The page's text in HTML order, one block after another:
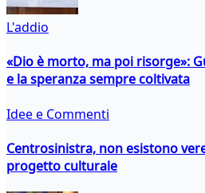
L'addio
«Dio è morto, ma poi risorge»:
e la speranza sempre coltivata
Idee e Commenti
Centrosinistra, non esistono
progetto culturale